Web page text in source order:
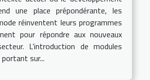
une place prépondérante, les
réinventent leurs programmes
pour répondre aux nouveaux
L’introduction de modules
sur...